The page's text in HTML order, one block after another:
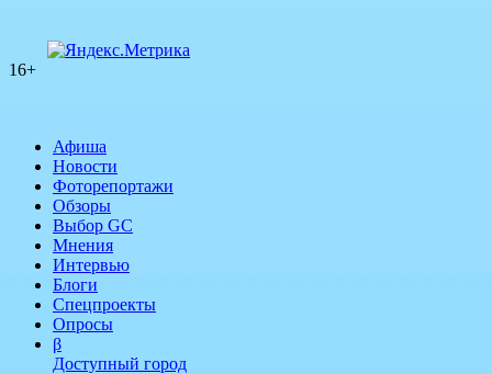
16+
Афиша
Новости
Фоторепортажи
Обзоры
Выбор GC
Мнения
Интервью
Блоги
Спецпроекты
Опросы
β
Доступный город